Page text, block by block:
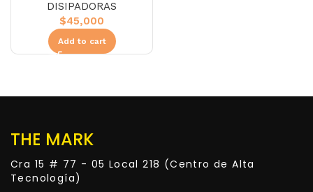
DISIPADORAS
$45,000
Add to cart
THE MARK
Cra 15 # 77 - 05 Local 218 (Centro de Alta
Tecnología)